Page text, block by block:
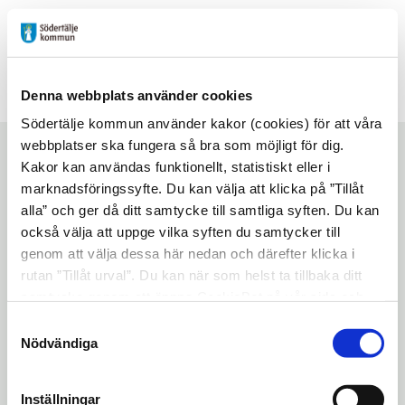
Denna webbplats använder cookies
Södertälje kommun använder kakor (cookies) för att våra
webbplatser ska fungera så bra som möjligt för dig.
Kakor kan användas funktionellt, statistiskt eller i
marknadsföringssyfte. Du kan välja att klicka på ”Tillåt
alla” och ger då ditt samtycke till samtliga syften. Du kan
också välja att uppge vilka syften du samtycker till
genom att välja dessa här nedan och därefter klicka i
rutan ”Tillåt urval”. Du kan när som helst ta tillbaka ditt
"Visa detaljer" kan du läsa om hur kakorna används och
hur vi och våra leverantörer inhämtar och behandlar
Nödvändiga
Inställningar
Futurum
Klädbytarvecka
Start
/ Aktiviteter /Klädbytarvecka
Lyssna på sidan Dela
Kom och byt ut dina kläder!
Lämna in de kläder som du vill byta bort
veckan innan och få biljetter som du kan
använda för att ta hem nya kläder under